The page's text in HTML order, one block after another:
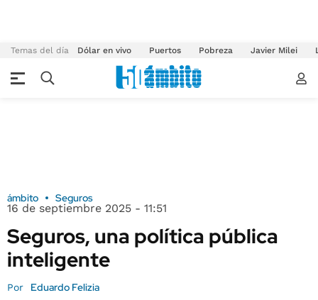
Temas del día Dólar en vivo Puertos Pobreza Javier Milei
ámbito Seguros
16 de septiembre 2025 - 11:51
Seguros, una política pública
inteligente
Por Eduardo Felizia